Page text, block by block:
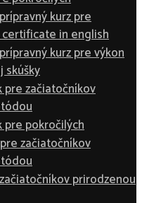
kurz pre
in english
kurz pre výkon
skúšky
pre začiatočníkov
pre pokročilých
začiatočníkov
prirodzenou